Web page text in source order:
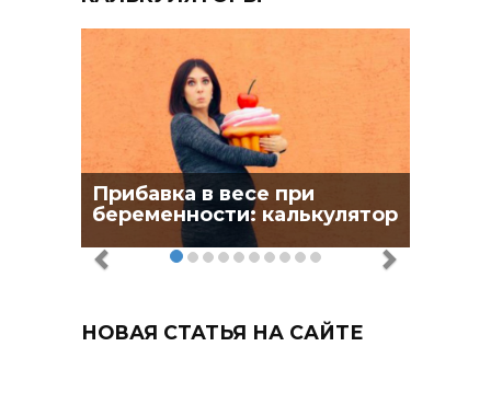
Прибавка в весе при
беременности: калькулятор
НОВАЯ СТАТЬЯ НА САЙТЕ